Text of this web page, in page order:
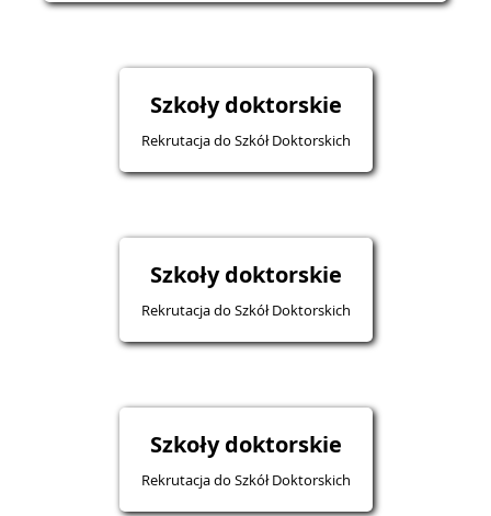
Szkoły doktorskie
Rekrutacja do Szkół Doktorskich
Szkoły doktorskie
Rekrutacja do Szkół Doktorskich
Szkoły doktorskie
Rekrutacja do Szkół Doktorskich